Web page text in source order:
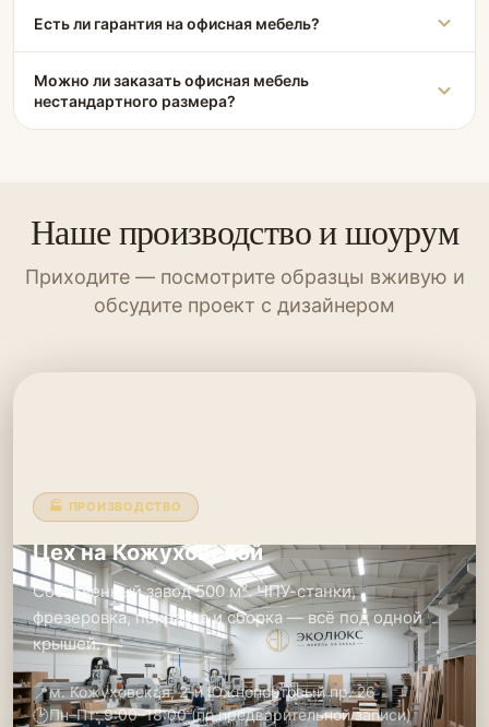
Есть ли гарантия на офисная мебель?
Можно ли заказать офисная мебель
нестандартного размера?
Наше производство и шоурум
Приходите — посмотрите образцы вживую и
обсудите проект с дизайнером
🏭 ПРОИЗВОДСТВО
Цех на Кожуховской
Собственный завод 500 м². ЧПУ-станки,
фрезеровка, покраска и сборка — всё под одной
крышей.
📍м. Кожуховская, 2-й Южнопортовый пр. 26
🕑Пн–Пт: 9:00–18:00 (по предварительной записи)